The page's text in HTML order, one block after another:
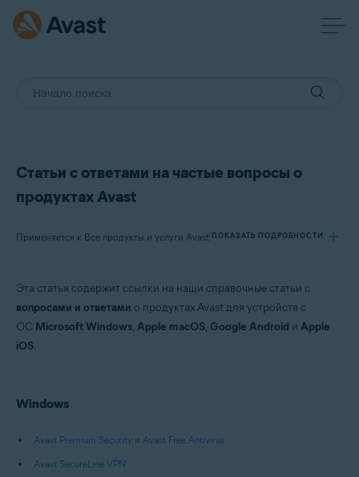
Статьи с ответами на частые вопросы о
продуктах Avast
Применяется к Все продукты и услуги Avast ПОКАЗАТЬ ПОДРОБНОСТИ
Эта статья содержит ссылки на наши справочные статьи с
вопросами и ответами о продуктах Avast для устройств с
ОС Microsoft Windows, Apple macOS, Google Android и Apple
iOS.
Windows
Avast Premium Security и Avast Free Antivirus
Avast SecureLine VPN